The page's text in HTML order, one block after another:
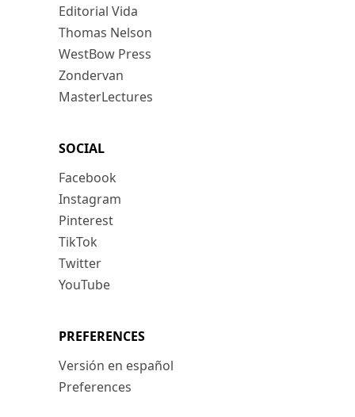
Editorial Vida
Thomas Nelson
WestBow Press
Zondervan
MasterLectures
SOCIAL
Facebook
Instagram
Pinterest
TikTok
Twitter
YouTube
PREFERENCES
Versión en español
Preferences